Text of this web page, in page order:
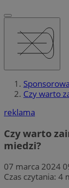
Czy warto
reklama
Czy warto
miedzi?
07 marca 2024
Czas czytania: 4